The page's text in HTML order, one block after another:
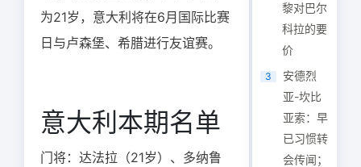
为21岁，意大利将在6月国际比赛
日与卢森堡、希腊进行友谊赛。
意大利本期名单
门将：达法拉（21岁）、多纳鲁
黎对巴尔
科拉的要
价
3
安德烈
亚-坎比
亚索：早
已习惯转
会传闻；